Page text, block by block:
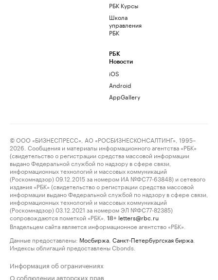
РБК Курсы
Школа
управления
РБК
РБК
Новости
iOS
Android
AppGallery
© ООО «БИЗНЕСПРЕСС», АО «РОСБИЗНЕСКОНСАЛТИНГ», 1995–
2026. Сообщения и материалы информационного агентства «РБК»
(свидетельство о регистрации средства массовой информации
выдано Федеральной службой по надзору в сфере связи,
информационных технологий и массовых коммуникаций
(Роскомнадзор) 09.12.2015 за номером ИА №ФС77-63848) и сетевого
издания «РБК» (свидетельство о регистрации средства массовой
информации выдано Федеральной службой по надзору в сфере связи,
информационных технологий и массовых коммуникаций
(Роскомнадзор) 03.12.2021 за номером ЭЛ №ФС77-82385)
сопровождаются пометкой «РБК».
18+ letters@rbc.ru
Владельцем сайта является информационное агентство «РБК».
Данные предоставлены: Мосбиржа Санкт-Петербургская биржа
Индексы облигаций предоставлены Cbonds.
Информация об ограничениях
О соблюдении авторских прав